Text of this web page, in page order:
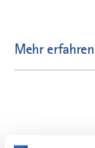
Mehr erfahren